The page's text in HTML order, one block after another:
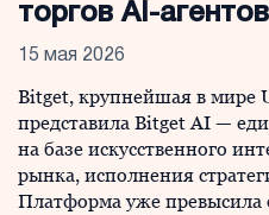
торгов AI-агентов
15 мая 2026
Bitget, крупнейшая в мире
представила Bitget AI —
на базе искусственного
рынка, исполнения
Платформа уже превысила